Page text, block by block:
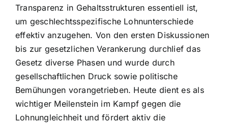
Transparenz in Gehaltsstrukturen essentiell ist,
um geschlechtsspezifische Lohnunterschiede
effektiv anzugehen. Von den ersten Diskussionen
bis zur gesetzlichen Verankerung durchlief das
Gesetz diverse Phasen und wurde durch
gesellschaftlichen Druck sowie politische
Bemühungen vorangetrieben. Heute dient es als
wichtiger Meilenstein im Kampf gegen die
Lohnungleichheit und fördert aktiv die